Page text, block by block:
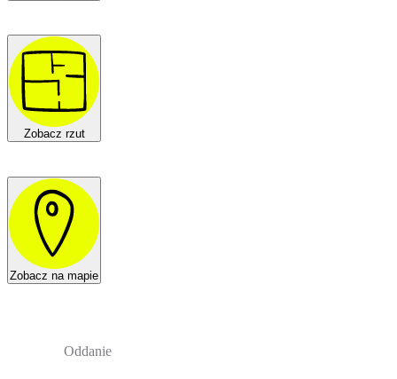
Zobacz rzut
Zobacz na mapie
Oddanie